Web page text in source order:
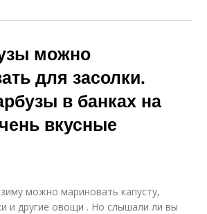
можно
для засолки.
в банках на
вкусные
можно мариновать капусту,
и другие овощи . Но слышали ли вы